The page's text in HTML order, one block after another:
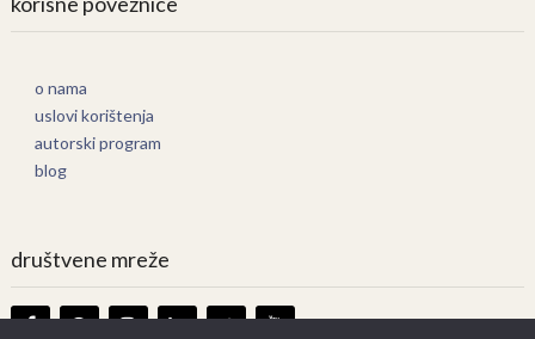
o nama
uslovi korištenja
autorski program
blog
društvene mreže